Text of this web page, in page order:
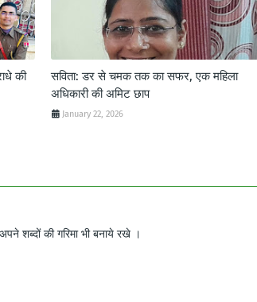
की
सविता: डर से चमक तक का सफर, एक महिला
अधिकारी की अमिट छाप
January 22, 2026
शब्दों की गरिमा भी बनाये रखे ।